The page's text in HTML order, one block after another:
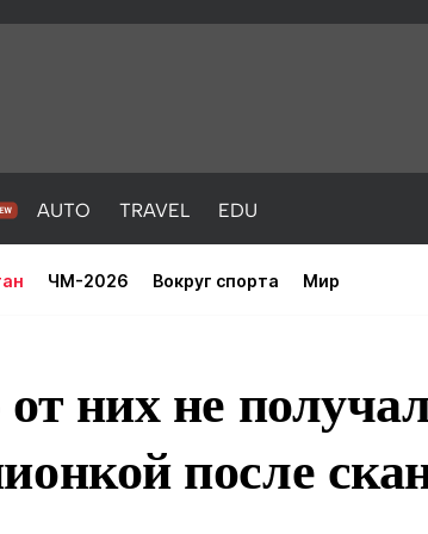
AUTO TRAVEL EDU
ЧМ-2026 Вокруг спорта Мир
них не
после